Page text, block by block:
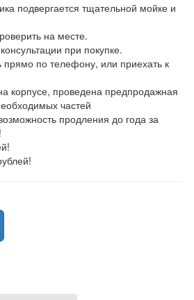
подвергается тщательной мойке и
на месте.
при покупке.
прямо по телефону, или приехать к
корпусе, проведена предпродажная
частей
продления до года за